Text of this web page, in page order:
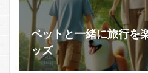
ペットと一緒に旅行を
ッズ